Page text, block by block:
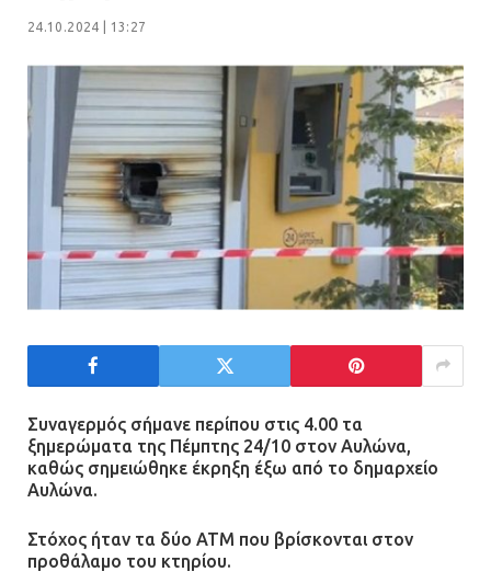
24.10.2024 | 13:27
Συναγερμός σήμανε περίπου στις 4.00 τα
ξημερώματα της Πέμπτης 24/10 στον Αυλώνα,
καθώς σημειώθηκε έκρηξη έξω από το δημαρχείο
Αυλώνα.
Στόχος ήταν τα δύο ΑΤΜ που βρίσκονται στον
προθάλαμο του κτηρίου.